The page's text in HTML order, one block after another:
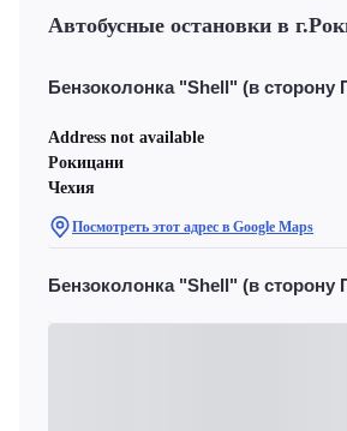
Автобусные остановки в
Бензоколонка "Shell" (в сторону
Address not available
Рокицани
Чехия
Посмотреть этот адрес в Google Maps
Бензоколонка "Shell" (в сторону